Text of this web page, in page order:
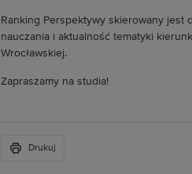
Ranking Perspektywy skierowany jest
nauczania i aktualność tematyki
Wrocławskiej.
Zapraszamy na studia!
Drukuj